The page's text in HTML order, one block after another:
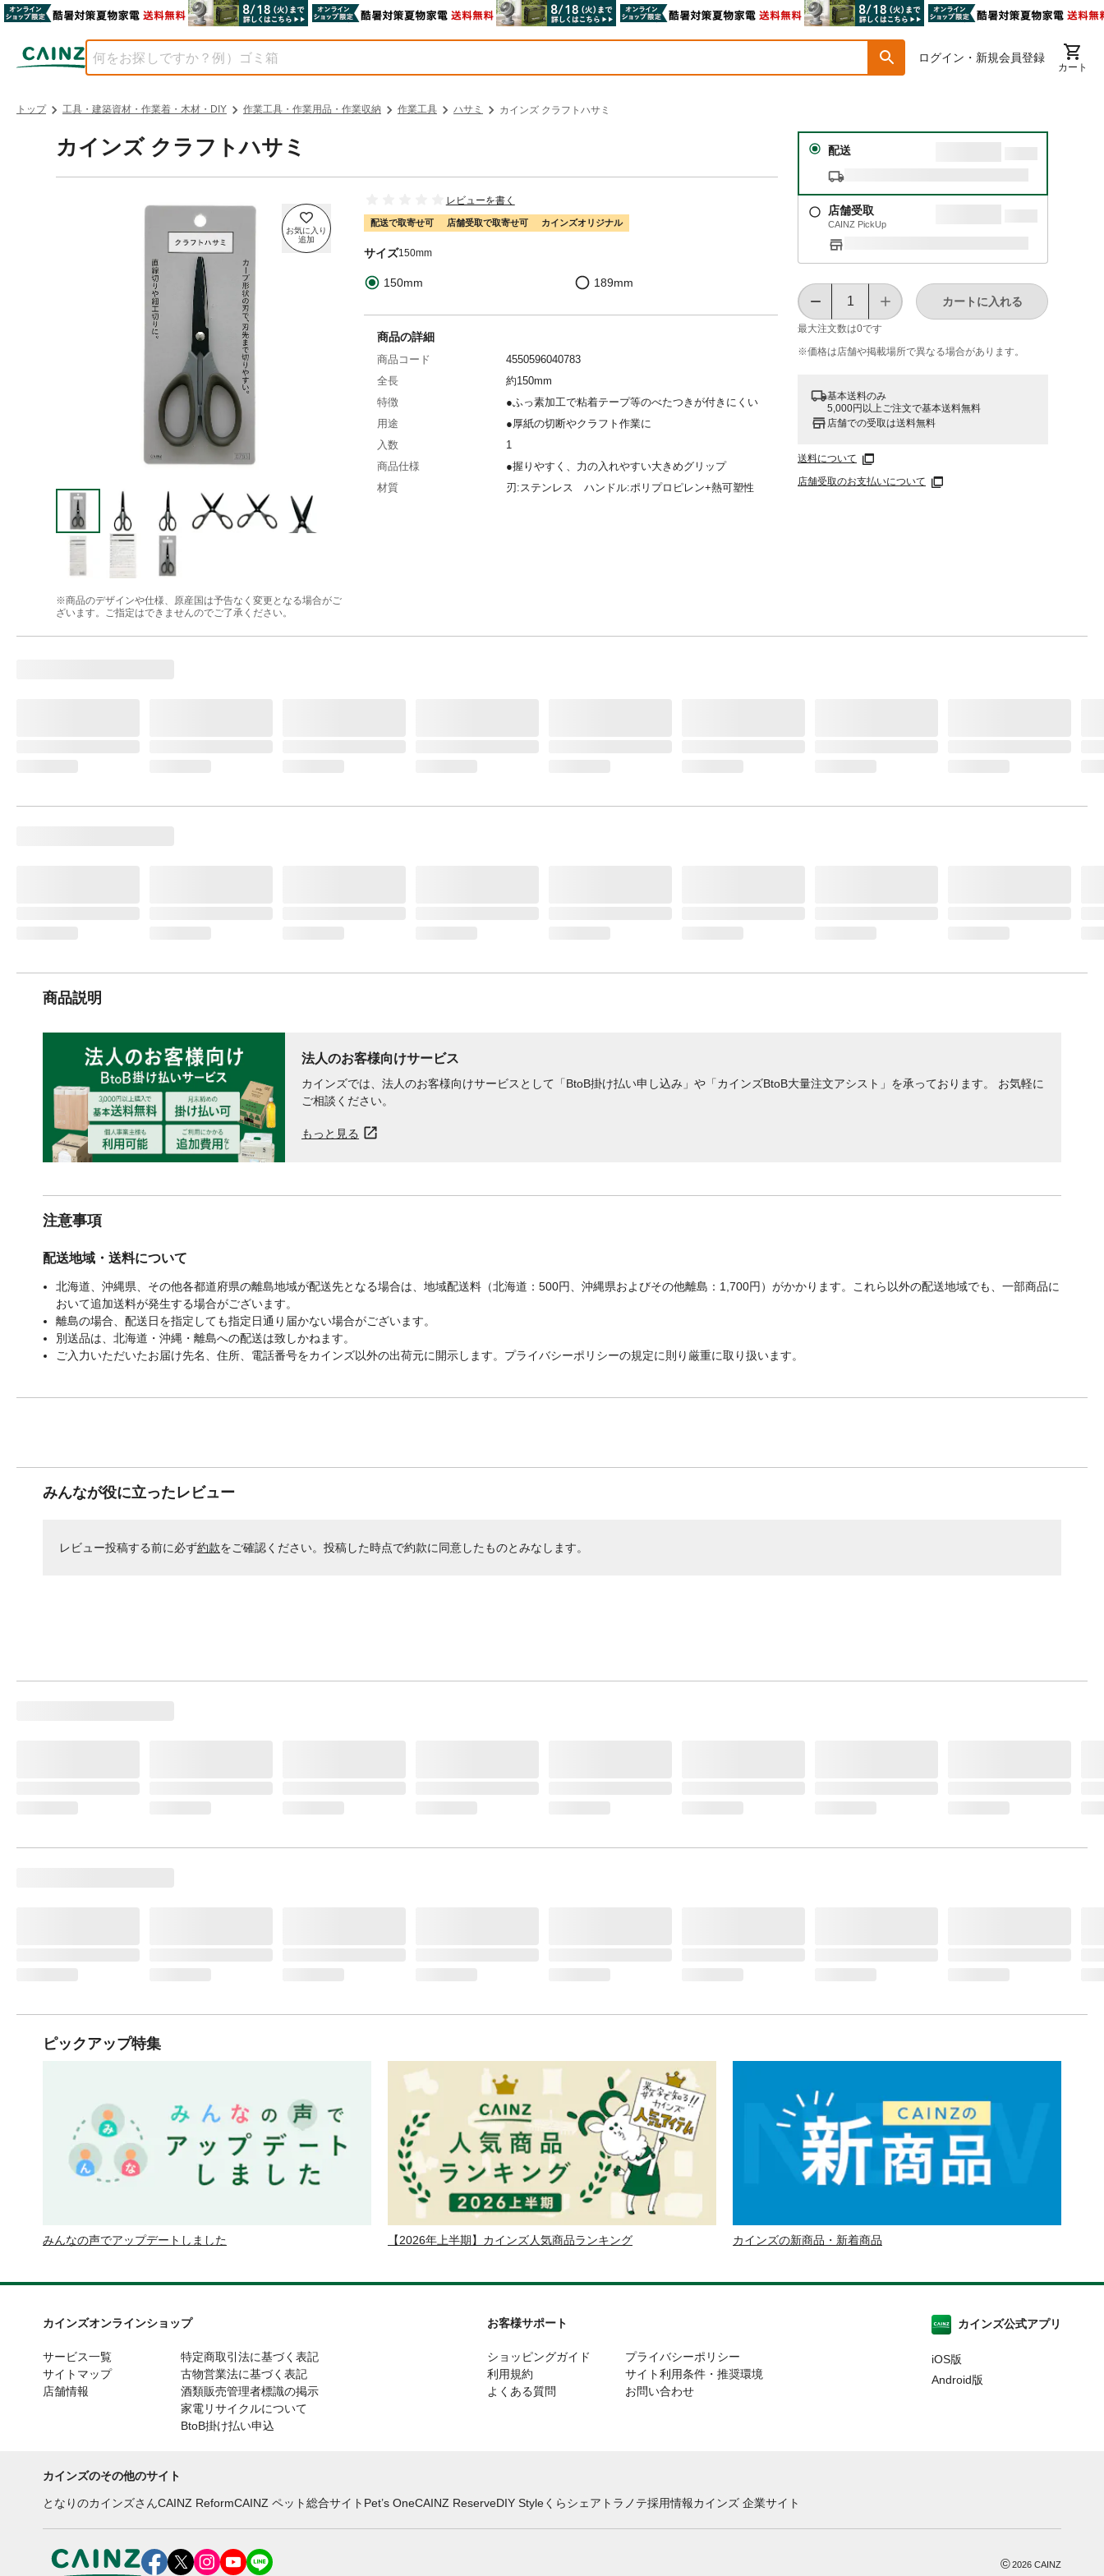
ログイン・新規会員登録
カート
トップ 工具・建築資材・作業着・木材・DIY 作業工具・作業用品・作業収納 作業工具 ハサミ カインズ クラフトハサミ
カインズ クラフトハサミ
※商品のデザインや仕様、原産国は予告なく変更となる場合がご
ざいます。ご指定はできませんのでご了承ください。
レビューを書く
配送で取寄せ可 店舗受取で取寄せ可 カインズオリジナル
サイズ150mm
150mm 189mm
配送
店舗受取
CAINZ PickUp
最大注文数は0です
カートに入れる
※価格は​店舗や​掲載場所で​異なる​場合が​あります。
基本送料のみ
5,000円以上ご注文で基本送料無料
店舗での受取は送料無料
送料について
店舗受取のお支払いについて
商品の詳細
商品コード
4550596040783
全長
約150mm
特徴
●ふっ素加工で粘着テープ等のべたつきが付きにくい
用途
●厚紙の切断やクラフト作業に
入数
1
商品仕様
●握りやすく、力の入れやすい大きめグリップ
材質
刃:ステンレス ハンドル:ポリプロピレン+熱可塑性
商品説明
法人のお客様向けサービス
カインズでは、法人のお客様向けサービスとして「BtoB掛け払い申し込み」や「カインズBtoB大量注文アシスト」を承っております。 お気軽に
ご相談ください。
もっと見る
注意事項
配送地域・送料について
北海道、沖縄県、その他各都道府県の離島地域が配送先となる場合は、地域配送料（北海道：500円、沖縄県およびその他離島：1,700円）がかかります。これら以外の配送地域でも、一部商品に
おいて追加送料が発生する場合がございます。
離島の場合、配送日を指定しても指定日通り届かない場合がございます。
別送品は、北海道・沖縄・離島への配送は致しかねます。
ご入力いただいたお届け先名、住所、電話番号をカインズ以外の出荷元に開示します。プライバシーポリシーの規定に則り厳重に取り扱います。
みんなが役に立ったレビュー
レビュー投稿する前に必ず約款をご確認ください。投稿した時点で約款に同意したものとみなします。
ピックアップ特集
みんなの声でアップデートしました 【2026年上半期】カインズ人気商品ランキング カインズの新商品・新着商品
カインズオンラインショップ
サービス一覧
サイトマップ
店舗情報
特定商取引法に基づく表記
古物営業法に基づく表記
酒類販売管理者標識の掲示
家電リサイクルについて
BtoB掛け払い申込
お客様サポート
ショッピングガイド
利用規約
よくある質問
プライバシーポリシー
サイト利用条件・推奨環境
お問い合わせ
カインズ公式アプリ
iOS版
Android版
カインズのその他のサイト
となりのカインズさんCAINZ ReformCAINZ ペット総合サイト Pet’s OneCAINZ ReserveDIY Styleくらシェア トラノテ採用情報カインズ 企業サイト
©2026 CAINZ